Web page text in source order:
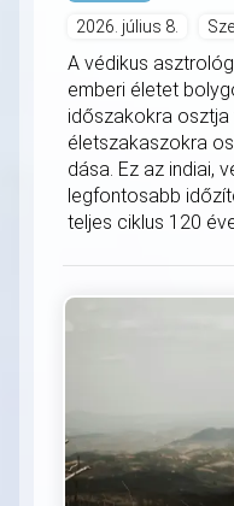
2026. július 8.
A védikus
emberi életet
időszakokra osztja
életszakaszokra
dása. Ez az indiai,
legfontosabb
teljes ciklus 120